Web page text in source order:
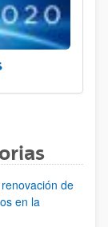
de
en la